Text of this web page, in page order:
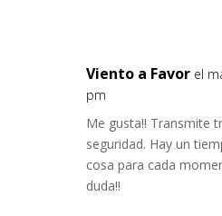
Viento a Favor el
pm
Me gusta!! Transmite
seguridad. Hay un
cosa para cada
duda!!